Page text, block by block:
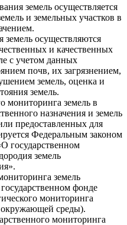
земель осуществляется
и земельных участков в
земель осуществляются
и качественных
с учетом данных
почв, их загрязнением,
земель, оценка и
земель.
мониторинга земель в
назначения и земель
предоставленных для
Федеральным законом
государственном
земель
земель
фонде
мониторинга
окружающей среды).
мониторинга